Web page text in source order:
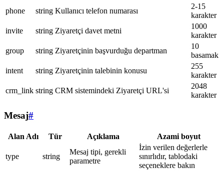
phone
string Kullanıcı telefon numarası
2-15
karakter
invite
string Ziyaretçi davet metni
1000
karakter
group
string Ziyaretçinin başvurduğu departman
10
basamak
intent
string Ziyaretçinin talebinin konusu
255
karakter
crm_link string CRM sistemindeki Ziyaretçi URL'si
2048
karakter
Mesaj#
Alan Adı Tür Açıklama Azami boyut
type string
Mesaj tipi, gerekli
parametre
İzin verilen değerlerle
sınırlıdır, tablodaki
seçeneklere bakın